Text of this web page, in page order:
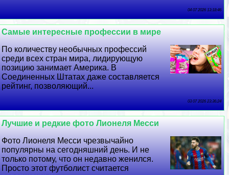
04 07 2026 13:18:46
Самые интересные профессии в мире
По количеству необычных профессий
среди всех стран мира, лидирующую
позицию занимает Америка. В
Соединенных Штатах даже составляется
рейтинг, позволяющий...
03 07 2026 23:36:24
Лучшие и редкие фото Лионеля Месси
Фото Лионеля Месси чрезвычайно
популярны на сегодняшний день. И не
только потому, что он недавно женился.
Просто этот футболист считается